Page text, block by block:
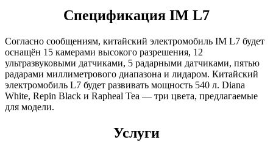
Спецификация IM L7
Согласно сообщениям, китайский электромобиль IM L7 будет
оснащён 15 камерами высокого разрешения, 12
ультразвуковыми датчиками, 5 радарными датчиками, пятью
радарами миллиметрового диапазона и лидаром. Китайский
электромобиль L7 будет развивать мощность 540 л. Diana
White, Repin Black и Rapheal Tea — три цвета, предлагаемые
для модели.
Услуги